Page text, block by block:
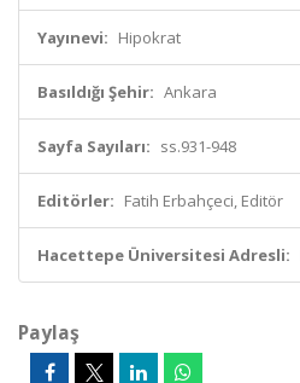
Yayınevi: Hipokrat
Basıldığı Şehir: Ankara
Sayfa Sayıları: ss.931-948
Editörler: Fatih Erbahçeci, Editör
Hacettepe Üniversitesi Adresli:
Paylaş